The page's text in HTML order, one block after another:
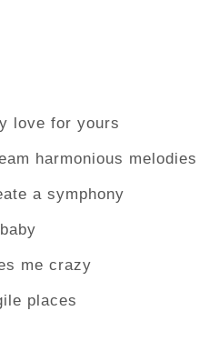
love for yours
harmonious melodies
a symphony
me crazy
places